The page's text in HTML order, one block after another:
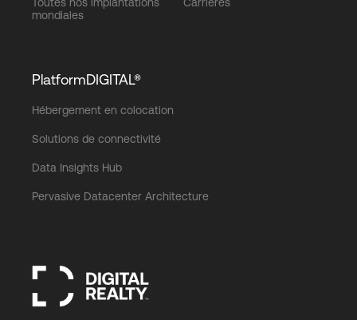
mondiales
PlatformDIGITAL®
Hébergement en colocation
Solutions de connectivité
Data Insights Hub
Pervasive Datacenter Architecture